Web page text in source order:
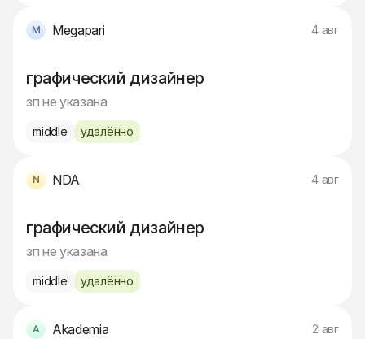
Megapari 4 авг
графический дизайнер
зп не указана
middle удалённо
NDA 4 авг
графический дизайнер
зп не указана
middle удалённо
Akademia 2 авг